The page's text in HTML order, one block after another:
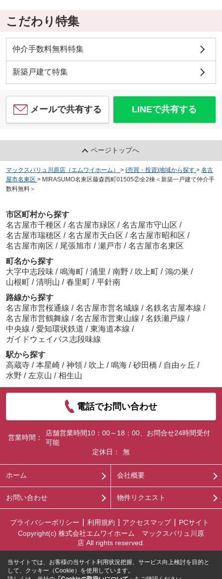
こだわり特集
仲介手数料無料特集
新築戸建て特集
メールで共有する LINEで共有する
ページトップへ
マックスバリュ川原店（エムワイホーム） > (売買・投資)地域から探す > 名古
屋市名東区 > MIRASUMO名東区藤森西町01505②全2棟＜新築一戸建て仲介手
数料無料＞
市区町村から探す
名古屋市千種区 / 名古屋市緑区 / 名古屋市守山区 /
名古屋市瑞穂区 / 名古屋市天白区 / 名古屋市昭和区 /
名古屋市南区 / 尾張旭市 / 瀬戸市 / 名古屋市名東区
町名から探す
大字中志段味 / 鳴海町 / 浦里 / 南野 / 吹上町 / 鴻の巣 /
山根町 / 清明山 / 春里町 / 平針南
路線から探す
名古屋市営桜通線 / 名古屋市営名城線 / 名鉄名古屋本線 /
名古屋市営鶴舞線 / 名古屋市営東山線 / 名鉄瀬戸線 /
中央線 / 愛知環状鉄道 / 東海道本線 /
ガイドウェイバス志段味線
駅から探す
高蔵寺 / 本星崎 / 神領 / 吹上 / 鳴海 / 砂田橋 / 自由ヶ丘 /
水野 / 左京山 / 相生山
電話でお問い合わせ
営業時間：
店舗営業時間10：00～18：00、お問合せ24時間受付
可能
定休日：
無
ホーム 会社概要
お問い合わせ 物件リクエスト
プライバシーポリシー 利用規約 アクセスマップ
PCサイト
Copyright(c) 株式会社エムワイホーム マックスバリュ川原
店 All rights reserved.
当サイトでは、お客様の当サイト利用状況把握、サービス向上検討を目的と
して、クッキー（Cookie）を使用しています。